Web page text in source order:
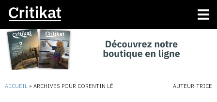
ACCUEIL » ARCHIVES POUR CORENTIN LÊ AUTEUR·TRICE